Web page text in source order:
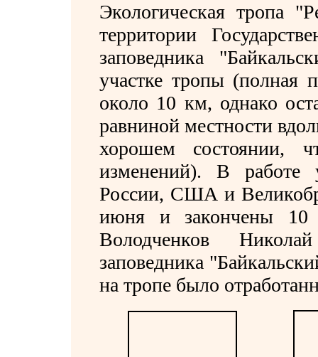
Экологическая тропа
территории
заповедника
участке тропы (полная
около 10 км, однако
равниной местности
хорошем состоянии,
изменений). В работе
России, США и
июня и закончены 10
Володченков
заповедника
на тропе было